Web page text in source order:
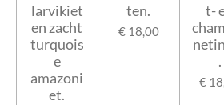
larvikiet
en zacht
turquois
e
amazoni
et.
ten.
€ 18,00
t-
.
€